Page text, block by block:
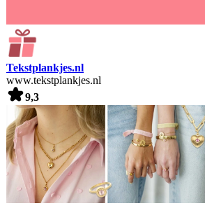
Tekstplankjes.nl
www.tekstplankjes.nl
9,3